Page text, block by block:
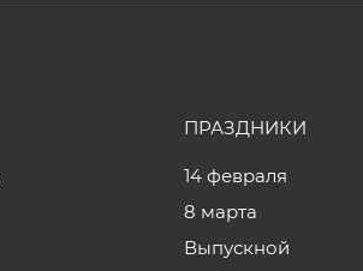
ПРАЗДНИКИ
14 февраля
8 марта
Выпускной